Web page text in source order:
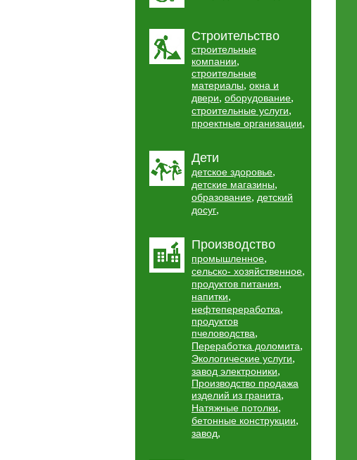
Строительство
строительные
компании,
строительные
материалы, окна и
двери, оборудование,
строительные услуги,
проектные организации,
Дети
детское здоровье,
детские магазины,
образование, детский
досуг,
Производство
промышленное,
сельско- хозяйственное,
продуктов питания,
напитки,
нефтепереработка,
продуктов
пчеловодства,
Переработка доломита,
Экологические услуги,
завод электроники,
Производство продажа
изделий из гранита,
Натяжные потолки,
бетонные конструкции,
завод,